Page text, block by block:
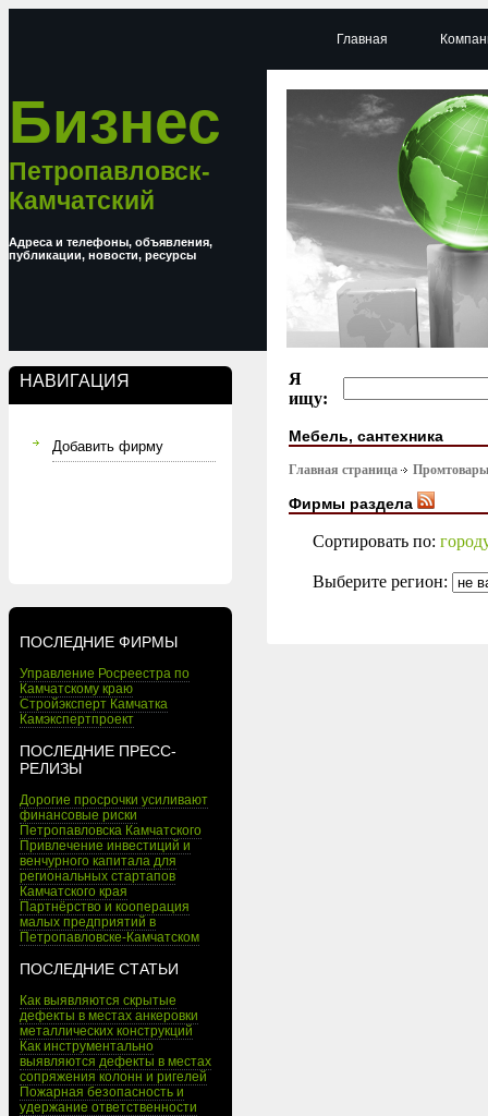
Бизнес
Петропавловск-
Камчатский
Адреса и телефоны, объявления,
публикации, новости, ресурсы
НАВИГАЦИЯ
Добавить фирму
ПОСЛЕДНИЕ ФИРМЫ
Управление Росреестра по
Камчатскому краю
Стройэксперт Камчатка
Камэкспертпроект
ПОСЛЕДНИЕ ПРЕСС-
РЕЛИЗЫ
Дорогие просрочки усиливают
финансовые риски
Петропавловска Камчатского
Привлечение инвестиций и
венчурного капитала для
региональных стартапов
Камчатского края
Партнёрство и кооперация
малых предприятий в
Петропавловске-Камчатском
ПОСЛЕДНИЕ СТАТЬИ
Как выявляются скрытые
дефекты в местах анкеровки
металлических конструкций
Как инструментально
выявляются дефекты в местах
сопряжения колонн и ригелей
Пожарная безопасность и
удержание ответственности
Главная
Я
ищу:
Мебель, сантехника
Главная страница Промтовары
Фирмы раздела
Сортировать по:
Выберите регион: